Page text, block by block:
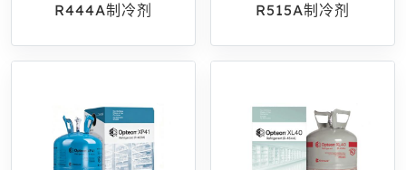
R444A制冷剂 R515A制冷剂